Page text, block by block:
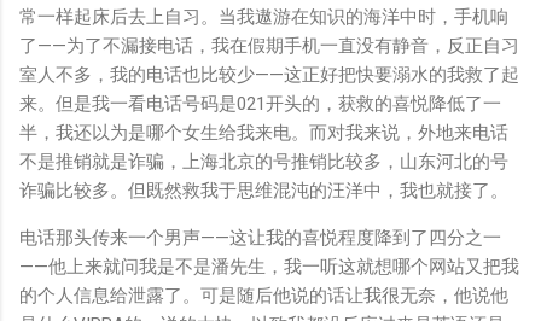
常一样起床后去上自习。当我遨游在知识的海洋中时，手机响
了——为了不漏接电话，我在假期手机一直没有静音，反正自习
室人不多，我的电话也比较少——这正好把快要溺水的我救了起
来。但是我一看电话号码是021开头的，获救的喜悦降低了一
半，我还以为是哪个女生给我来电。而对我来说，外地来电话
不是推销就是诈骗，上海北京的号推销比较多，山东河北的号
诈骗比较多。但既然救我于思维混沌的汪洋中，我也就接了。
电话那头传来一个男声——这让我的喜悦程度降到了四分之一
——他上来就问我是不是潘先生，我一听这就想哪个网站又把我
的个人信息给泄露了。可是随后他说的话让我很无奈，他说他